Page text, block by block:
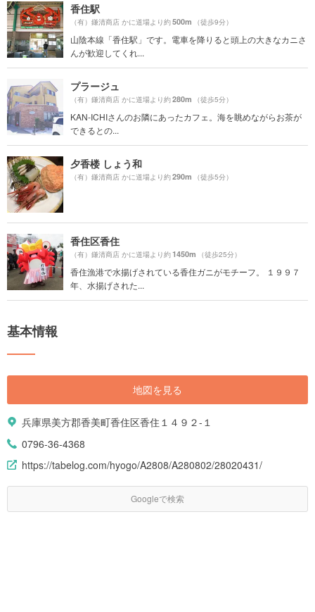
香住駅
（有）鎌清商店 かに道場より約500m （徒歩9分）
山陰本線「香住駅」です。電車を降りると頭上の大きなカニさ
んが歓迎してくれ...
プラージュ
（有）鎌清商店 かに道場より約280m （徒歩5分）
KAN-ICHIさんのお隣にあったカフェ。海を眺めながらお茶が
できるとの...
夕香楼 しょう和
（有）鎌清商店 かに道場より約290m （徒歩5分）
香住区香住
（有）鎌清商店 かに道場より約1450m （徒歩25分）
香住漁港で水揚げされている香住ガニがモチーフ。 １９９７
年、水揚げされた...
基本情報
地図を見る
兵庫県美方郡香美町香住区香住１４９２-１
0796-36-4368
https://tabelog.com/hyogo/A2808/A280802/28020431/
Googleで検索